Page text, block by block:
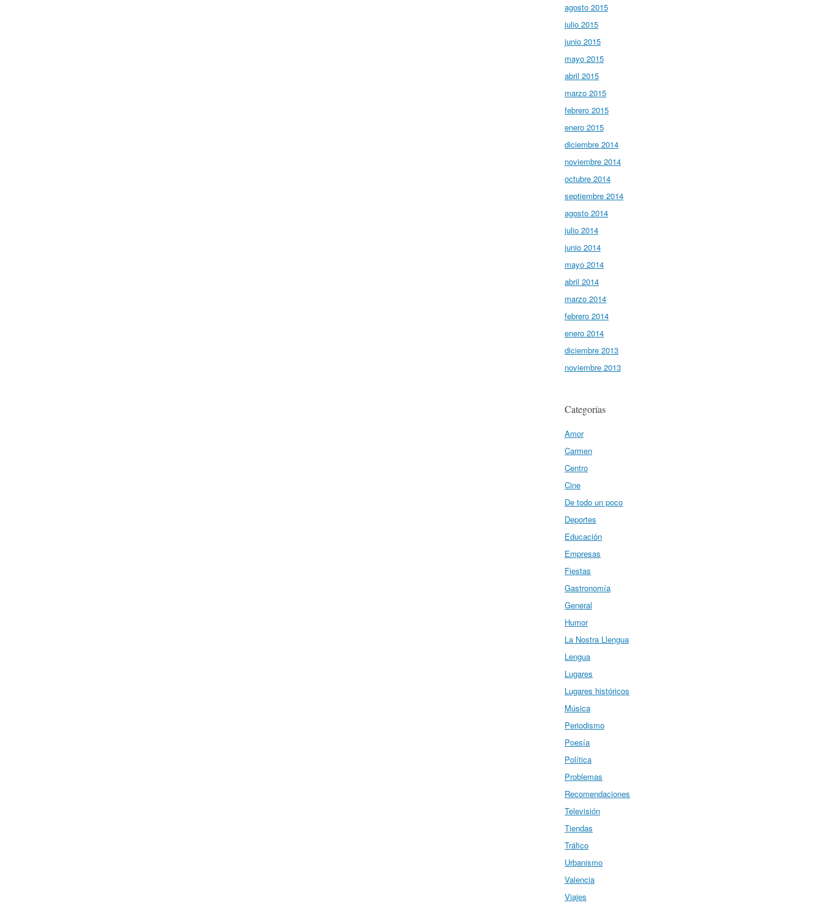
agosto 2015
julio 2015
junio 2015
mayo 2015
abril 2015
marzo 2015
febrero 2015
enero 2015
diciembre 2014
noviembre 2014
octubre 2014
septiembre 2014
agosto 2014
julio 2014
junio 2014
mayo 2014
abril 2014
marzo 2014
febrero 2014
enero 2014
diciembre 2013
noviembre 2013
Categorías
Amor
Carmen
Centro
Cine
De todo un poco
Deportes
Educación
Empresas
Fiestas
Gastronomía
General
Humor
La Nostra Llengua
Lengua
Lugares
Lugares históricos
Música
Periodismo
Poesía
Política
Problemas
Recomendaciones
Televisión
Tiendas
Tráfico
Urbanismo
Valencia
Viajes